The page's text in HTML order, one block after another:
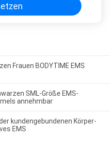
Frauen BODYTIME EMS
SML-Größe EMS-
annehmbar
kundengebundenen Körper-
EMS